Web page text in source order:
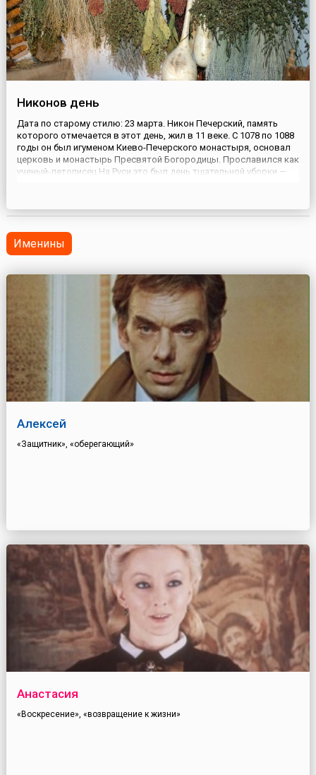
Никонов день
Дата по старому стилю: 23 марта. Никон Печерский, память
которого отмечается в этот день, жил в 11 веке. С 1078 по 1088
годы он был игуменом Киево-Печерского монастыря, основал
церковь и монастырь Пресвятой Богородицы. Прославился как
ученый-летописец.На Руси это был день тщательной уборки —
Именины
Алексей
«Защитник», «оберегающий»
Анастасия
«Воскресение», «возвращение к жизни»